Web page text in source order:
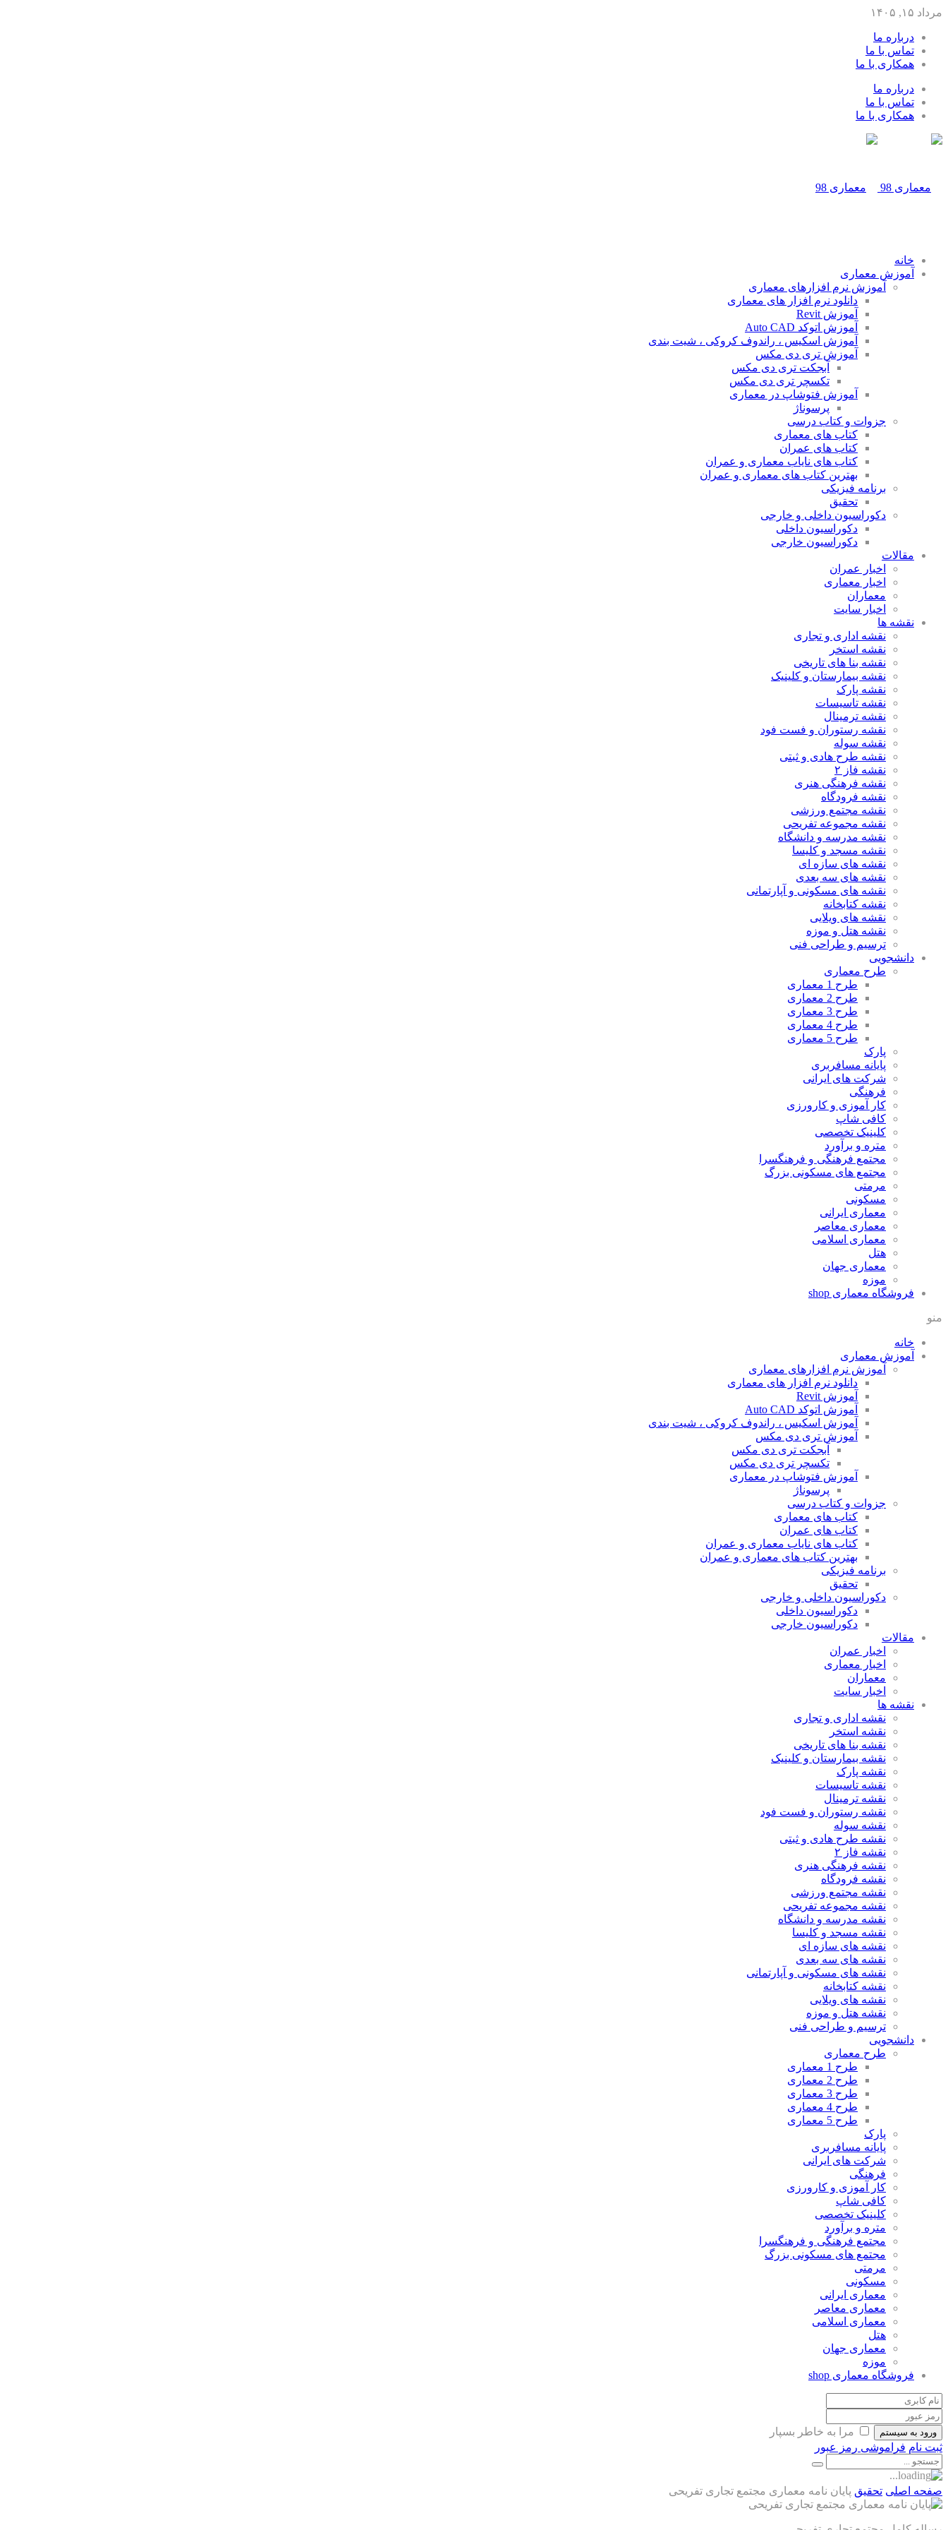
مرداد ۱۵, ۱۴۰۵
درباره ما
تماس با ما
همکاری با ما
درباره ما
تماس با ما
همکاری با ما
خانه
آموزش معماری
آموزش نرم افزارهای معماری
دانلود نرم افزار های معماری
آموزش Revit
آموزش اتوکد Auto CAD
آموزش اسکیس ، راندوف کروکی ، شیت بندی
آموزش تری دی مکس
آبجکت تری دی مکس
تکسچر تری دی مکس
آموزش فتوشاپ در معماری
پرسوناژ
جزوات و کتاب درسی
کتاب های معماری
کتاب های عمران
کتاب های نایاب معماری و عمران
بهترین کتاب های معماری و عمران
برنامه فیزیکی
تحقیق
دکوراسیون داخلی و خارجی
دکوراسیون داخلی
دکوراسیون خارجی
مقالات
اخبار عمران
اخبار معماری
معماران
اخبار سایت
نقشه ها
نقشه اداری و تجاری
نقشه استخر
نقشه بنا های تاریخی
نقشه بیمارستان و کلینیک
نقشه پارک
نقشه تاسیسات
نقشه ترمینال
نقشه رستوران و فست فود
نقشه سوله
نقشه طرح هادی و ثبتی
نقشه فاز ۲
نقشه فرهنگی هنری
نقشه فرودگاه
نقشه مجتمع ورزشی
نقشه مجموعه تفریحی
نقشه مدرسه و دانشگاه
نقشه مسجد و کلیسا
نقشه های سازه ای
نقشه های سه بعدی
نقشه های مسکونی و آپارتمانی
نقشه کتابخانه
نقشه های ویلایی
نقشه هتل و موزه
ترسیم و طراحی فنی
دانشجویی
طرح معماری
طرح 1 معماری
طرح 2 معماری
طرح 3 معماری
طرح 4 معماری
طرح 5 معماری
پارک
پایانه مسافربری
شرکت های ایرانی
فرهنگی
کار آموزی و کارورزی
کافی شاپ
کلینیک تخصصی
متره و برآورد
مجتمع فرهنگی و فرهنگسرا
مجتمع های مسکونی بزرگ
مرمتی
مسکونی
معماری ایرانی
معماری معاصر
معماری اسلامی
هتل
معماری جهان
موزه
فروشگاه معماری shop
منو
خانه
آموزش معماری
آموزش نرم افزارهای معماری
دانلود نرم افزار های معماری
آموزش Revit
آموزش اتوکد Auto CAD
آموزش اسکیس ، راندوف کروکی ، شیت بندی
آموزش تری دی مکس
آبجکت تری دی مکس
تکسچر تری دی مکس
آموزش فتوشاپ در معماری
پرسوناژ
جزوات و کتاب درسی
کتاب های معماری
کتاب های عمران
کتاب های نایاب معماری و عمران
بهترین کتاب های معماری و عمران
برنامه فیزیکی
تحقیق
دکوراسیون داخلی و خارجی
دکوراسیون داخلی
دکوراسیون خارجی
مقالات
اخبار عمران
اخبار معماری
معماران
اخبار سایت
نقشه ها
نقشه اداری و تجاری
نقشه استخر
نقشه بنا های تاریخی
نقشه بیمارستان و کلینیک
نقشه پارک
نقشه تاسیسات
نقشه ترمینال
نقشه رستوران و فست فود
نقشه سوله
نقشه طرح هادی و ثبتی
نقشه فاز ۲
نقشه فرهنگی هنری
نقشه فرودگاه
نقشه مجتمع ورزشی
نقشه مجموعه تفریحی
نقشه مدرسه و دانشگاه
نقشه مسجد و کلیسا
نقشه های سازه ای
نقشه های سه بعدی
نقشه های مسکونی و آپارتمانی
نقشه کتابخانه
نقشه های ویلایی
نقشه هتل و موزه
ترسیم و طراحی فنی
دانشجویی
طرح معماری
طرح 1 معماری
طرح 2 معماری
طرح 3 معماری
طرح 4 معماری
طرح 5 معماری
پارک
پایانه مسافربری
شرکت های ایرانی
فرهنگی
کار آموزی و کارورزی
کافی شاپ
کلینیک تخصصی
متره و برآورد
مجتمع فرهنگی و فرهنگسرا
مجتمع های مسکونی بزرگ
مرمتی
مسکونی
معماری ایرانی
معماری معاصر
معماری اسلامی
هتل
معماری جهان
موزه
فروشگاه معماری shop
ورود به سیستم
مرا به خاطر بسپار
ثبت نام فراموشی رمز عبور
صفحه اصلی تحقیق پایان نامه معماری مجتمع تجاری تفریحی